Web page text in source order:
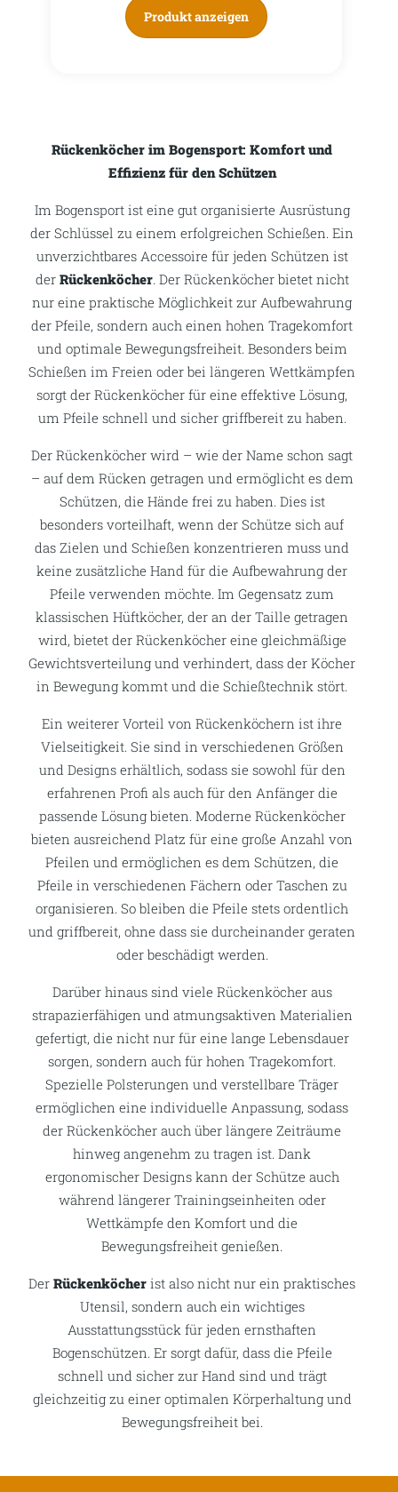
Produkt anzeigen
Rückenköcher im Bogensport: Komfort und
Effizienz für den Schützen
Im Bogensport ist eine gut organisierte Ausrüstung
der Schlüssel zu einem erfolgreichen Schießen. Ein
unverzichtbares Accessoire für jeden Schützen ist
der Rückenköcher. Der Rückenköcher bietet nicht
nur eine praktische Möglichkeit zur Aufbewahrung
der Pfeile, sondern auch einen hohen Tragekomfort
und optimale Bewegungsfreiheit. Besonders beim
Schießen im Freien oder bei längeren Wettkämpfen
sorgt der Rückenköcher für eine effektive Lösung,
um Pfeile schnell und sicher griffbereit zu haben.
Der Rückenköcher wird – wie der Name schon sagt
– auf dem Rücken getragen und ermöglicht es dem
Schützen, die Hände frei zu haben. Dies ist
besonders vorteilhaft, wenn der Schütze sich auf
das Zielen und Schießen konzentrieren muss und
keine zusätzliche Hand für die Aufbewahrung der
Pfeile verwenden möchte. Im Gegensatz zum
klassischen Hüftköcher, der an der Taille getragen
wird, bietet der Rückenköcher eine gleichmäßige
Gewichtsverteilung und verhindert, dass der Köcher
in Bewegung kommt und die Schießtechnik stört.
Ein weiterer Vorteil von Rückenköchern ist ihre
Vielseitigkeit. Sie sind in verschiedenen Größen
und Designs erhältlich, sodass sie sowohl für den
erfahrenen Profi als auch für den Anfänger die
passende Lösung bieten. Moderne Rückenköcher
bieten ausreichend Platz für eine große Anzahl von
Pfeilen und ermöglichen es dem Schützen, die
Pfeile in verschiedenen Fächern oder Taschen zu
organisieren. So bleiben die Pfeile stets ordentlich
und griffbereit, ohne dass sie durcheinander geraten
oder beschädigt werden.
Darüber hinaus sind viele Rückenköcher aus
strapazierfähigen und atmungsaktiven Materialien
gefertigt, die nicht nur für eine lange Lebensdauer
sorgen, sondern auch für hohen Tragekomfort.
Spezielle Polsterungen und verstellbare Träger
ermöglichen eine individuelle Anpassung, sodass
der Rückenköcher auch über längere Zeiträume
hinweg angenehm zu tragen ist. Dank
ergonomischer Designs kann der Schütze auch
während längerer Trainingseinheiten oder
Wettkämpfe den Komfort und die
Bewegungsfreiheit genießen.
Der Rückenköcher ist also nicht nur ein praktisches
Utensil, sondern auch ein wichtiges
Ausstattungsstück für jeden ernsthaften
Bogenschützen. Er sorgt dafür, dass die Pfeile
schnell und sicher zur Hand sind und trägt
gleichzeitig zu einer optimalen Körperhaltung und
Bewegungsfreiheit bei.